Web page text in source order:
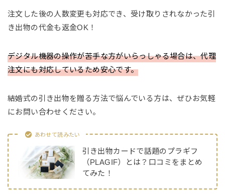
注文した後の人数変更も対応でき、受け取りされなかった引
き出物の代金も返金OK！
デジタル機器の操作が苦手な方がいらっしゃる場合は、代理
注文にも対応しているため安心です。
結婚式の引き出物を贈る方法で悩んでいる方は、ぜひお気軽
にお問い合わせください。
あわせて読みたい
引き出物カードで話題のプラギフ
（PLAGIF）とは？口コミをまとめ
てみた！